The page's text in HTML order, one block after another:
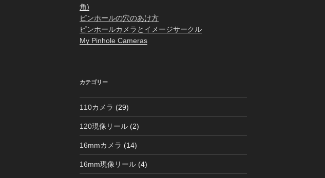
角)
ピンホールの穴のあけ方
ピンホールカメラとイメージサークル
My Pinhole Cameras
カテゴリー
110カメラ (29)
120現像リール (2)
16mmカメラ (14)
16mm現像リール (4)